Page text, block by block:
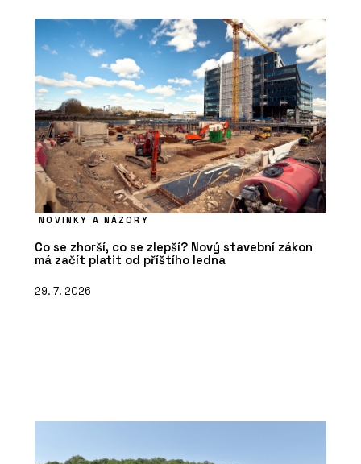
NOVINKY A NÁZORY
Co se zhorší, co se zlepší? Nový stavební zákon
má začít platit od příštího ledna
29. 7. 2026